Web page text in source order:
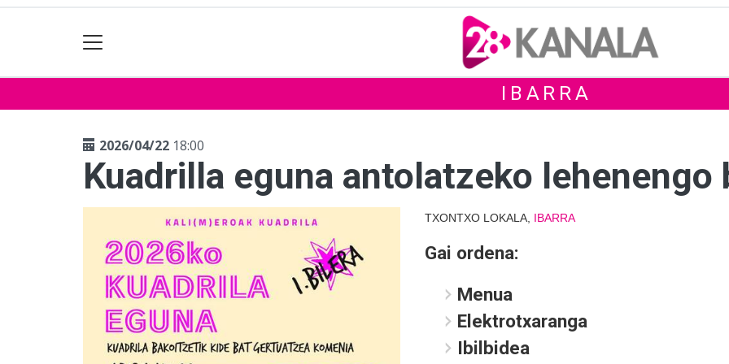
IBARRA
2026/04/22 18:00
Kuadrilla eguna antolatzeko lehenengo
TXONTXO LOKALA, IBARRA
Gai ordena:
Menua
Elektrotxaranga
Ibilbidea